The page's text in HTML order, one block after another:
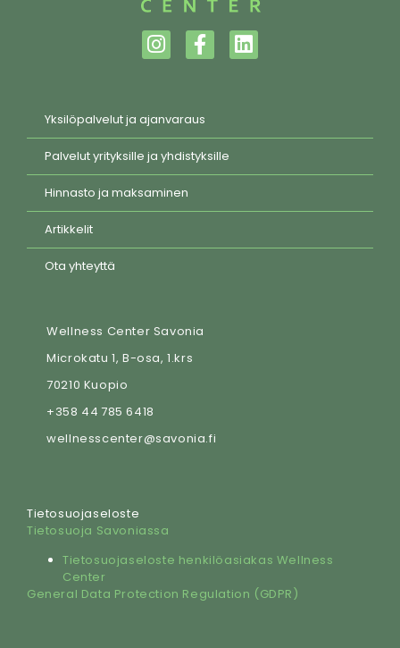
Yksilöpalvelut ja ajanvaraus
Palvelut yrityksille ja yhdistyksille
Hinnasto ja maksaminen
Artikkelit
Ota yhteyttä
Wellness Center Savonia
Microkatu 1, B-osa, 1.krs
70210 Kuopio
+358 44 785 6418
wellnesscenter@savonia.fi
Tietosuojaseloste
Tietosuoja Savoniassa
Tietosuojaseloste henkilöasiakas Wellness
Center
General Data Protection Regulation (GDPR)